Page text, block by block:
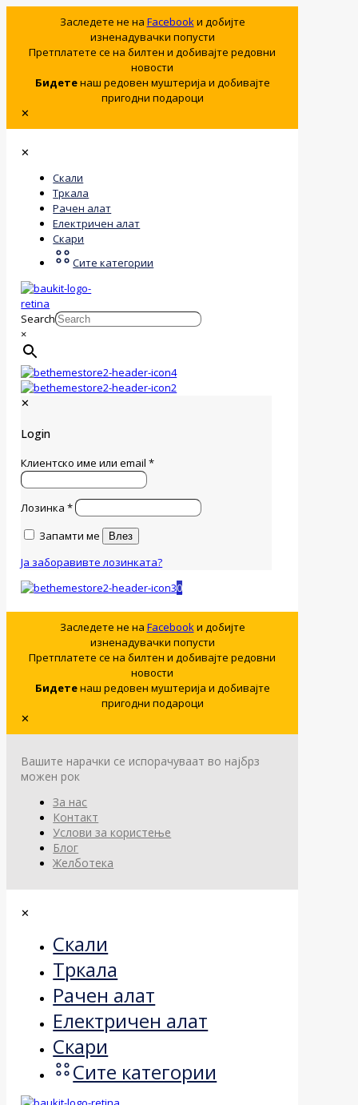
Заследете не на Facebookи добијте
изненадувачки попусти
Претплатете се на билтен и добивајте редовни
новости
Бидетенаш редовен муштерија и добивајте
пригодни подароци
✕
✕
Скали
Тркала
Рачен алат
Електричен алат
Скари
Сите категории
Search
×
✕
Login
Клиентско име или email*
Лозинка*
Запамти ме
Влез
Ја заборавивте лозинката?
0
Заследете не на Facebookи добијте
изненадувачки попусти
Претплатете се на билтен и добивајте редовни
новости
Бидетенаш редовен муштерија и добивајте
пригодни подароци
✕
Вашите нарачки се испорачуваат во најбрз
можен рок
За нас
Контакт
Услови за користење
Блог
Желботека
✕
Скали
Тркала
Рачен алат
Електричен алат
Скари
Сите категории